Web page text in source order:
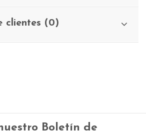
clientes (0)
Boletín de